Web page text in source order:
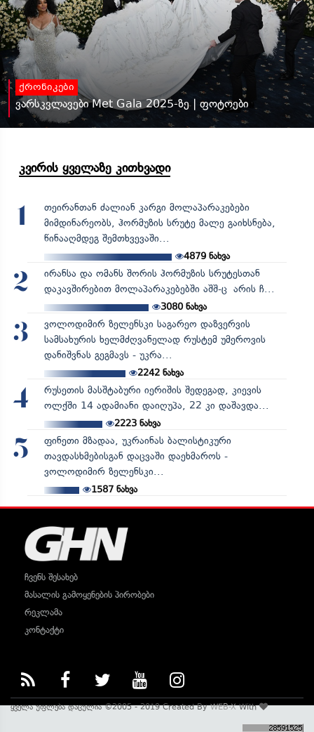
ქრონიკები
ვარსკვლავები Met Gala 2025-ზე | ფოტოები
კვირის ყველაზე კითხვადი
1
თეირანთან ძალიან კარგი მოლაპარაკებები
მიმდინარეობს, ჰორმუზის სრუტე მალე გაიხსნება,
წინააღმდეგ შემთხვევაში...
4879 ნახვა
2
ირანსა და ომანს შორის ჰორმუზის სრუტესთან
დაკავშირებით მოლაპარაკებებში აშშ-ც არის ჩ...
3080ნახვა
3
ვოლოდიმირ ზელენსკი საგარეო დაზვერვის
სამსახურის ხელმძღვანელად რუსტემ უმეროვის
დანიშვნას გეგმავს - უკრა...
2242ნახვა
4
რუსეთის მასშტაბური იერიშის შედეგად, კიევის
ოლქში 14 ადამიანი დაიღუპა, 22 კი დაშავდა...
2223ნახვა
5
ფინეთი მზადაა, უკრაინას ბალისტიკური
თავდასხმებისგან დაცვაში დაეხმაროს -
ვოლოდიმირ ზელენსკი...
1587ნახვა
ჩვენს შესახებ
მასალის გამოყენების პირობები
რეკლამა
კონტაქტი
ყველა უფლება დაცულია ©2005 - 2019 Created ByWEB-XWith